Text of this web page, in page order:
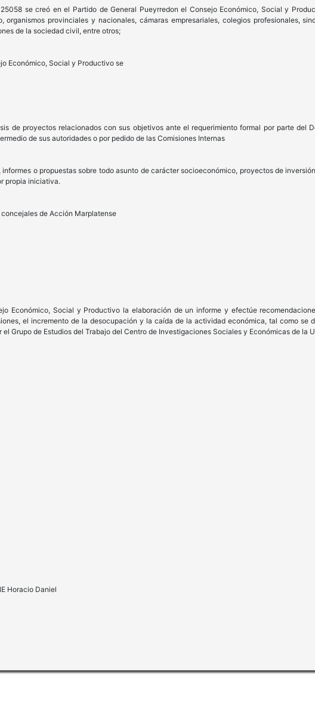
se creó en el Partido de General Pueyrredon el Consejo Económico, Social y
organismos provinciales y nacionales, cámaras empresariales, colegios profesionales,
de la sociedad civil, entre otros;
Económico, Social y Productivo se
de proyectos relacionados con sus objetivos ante el requerimiento formal por parte del
de sus autoridades o por pedido de las Comisiones Internas
o propuestas sobre todo asunto de carácter socioeconómico, proyectos de
propia iniciativa.
de Acción Marplatense
Económico, Social y Productivo la elaboración de un informe y efectúe
el incremento de la desocupación y la caída de la actividad económica, tal como se
Grupo de Estudios del Trabajo del Centro de Investigaciones Sociales y Económicas de la
Horacio Daniel